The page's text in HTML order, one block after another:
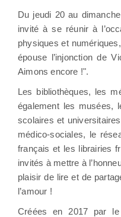
Du jeudi 20 au
invité à se réunir à
physiques et
épouse l’injonction de
Aimons encore !".
Les bibliothèques, les
également les musées,
scolaires et
médico-sociales, le
français et les librairies
invités à mettre à
plaisir de lire et de
l’amour !
Créées en 2017 par